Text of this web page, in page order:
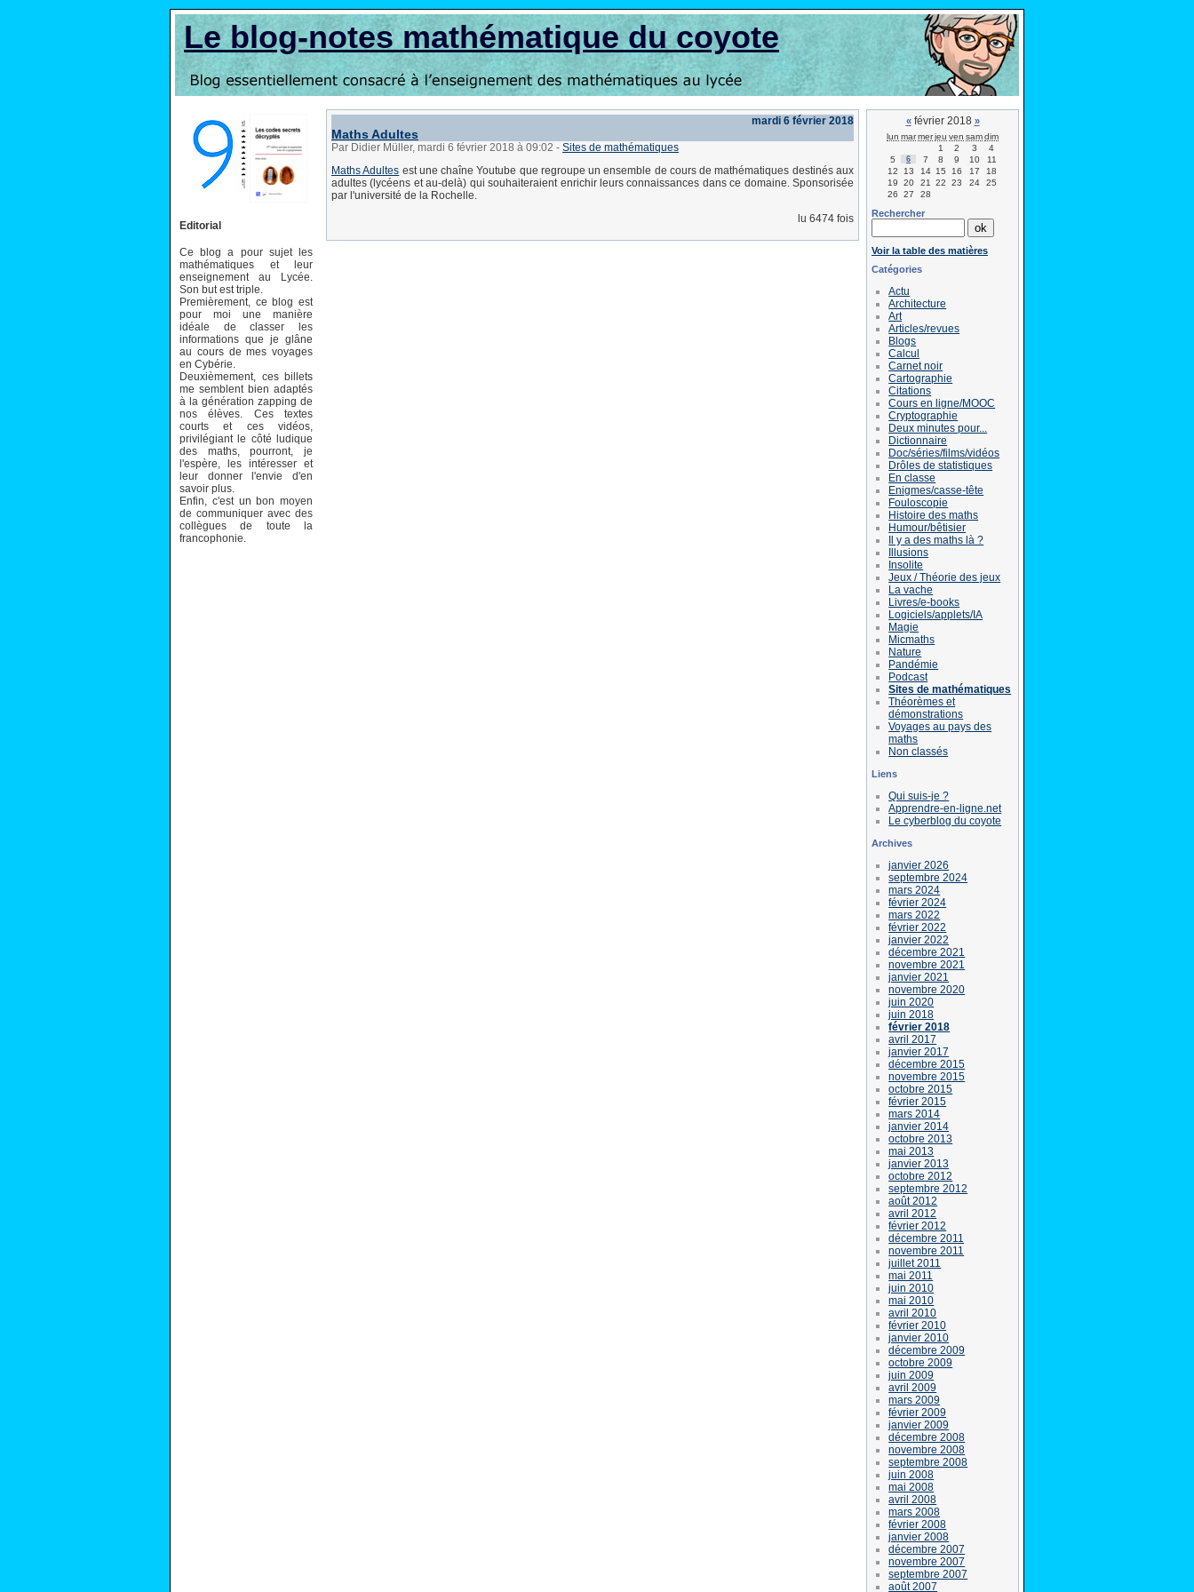
Le blog-notes mathématique du coyote
Editorial
Ce blog a pour sujet les
mathématiques et leur
enseignement au Lycée.
Son but est triple.
Premièrement, ce blog est
pour moi une manière
idéale de classer les
informations que je glâne
au cours de mes voyages
en Cybérie.
Deuxièmement, ces billets
me semblent bien adaptés
à la génération zapping de
nos élèves. Ces textes
courts et ces vidéos,
privilégiant le côté ludique
des maths, pourront, je
l'espère, les intéresser et
leur donner l'envie d'en
savoir plus.
Enfin, c'est un bon moyen
de communiquer avec des
collègues de toute la
francophonie.
mardi 6 février 2018
Maths Adultes
Par Didier Müller, mardi 6 février 2018 à 09:02 - Sites de mathématiques
Maths Adultes est une chaîne Youtube que regroupe un ensemble de cours de mathématiques destinés aux
adultes (lycéens et au-delà) qui souhaiteraient enrichir leurs connaissances dans ce domaine. Sponsorisée
par l'université de la Rochelle.
lu 6474 fois
«février 2018 »
lun marmerjeu ven samdim
1
2 3
4
5
6 7 8 9 10
11
12
13 14 15 16 17
18
19
20 21 22 23 24
25
26
27 28
Rechercher
Voir la table des matières
Catégories
Actu
Architecture
Art
Articles/revues
Blogs
Calcul
Carnet noir
Cartographie
Citations
Cours en ligne/MOOC
Cryptographie
Deux minutes pour...
Dictionnaire
Doc/séries/films/vidéos
Drôles de statistiques
En classe
Enigmes/casse-tête
Fouloscopie
Histoire des maths
Humour/bêtisier
Il y a des maths là ?
Illusions
Insolite
Jeux / Théorie des jeux
La vache
Livres/e-books
Logiciels/applets/IA
Magie
Micmaths
Nature
Pandémie
Podcast
Sites de mathématiques
Théorèmes et
démonstrations
Voyages au pays des
maths
Non classés
Liens
Qui suis-je ?
Apprendre-en-ligne.net
Le cyberblog du coyote
Archives
janvier 2026
septembre 2024
mars 2024
février 2024
mars 2022
février 2022
janvier 2022
décembre 2021
novembre 2021
janvier 2021
novembre 2020
juin 2020
juin 2018
février 2018
avril 2017
janvier 2017
décembre 2015
novembre 2015
octobre 2015
février 2015
mars 2014
janvier 2014
octobre 2013
mai 2013
janvier 2013
octobre 2012
septembre 2012
août 2012
avril 2012
février 2012
décembre 2011
novembre 2011
juillet 2011
mai 2011
juin 2010
mai 2010
avril 2010
février 2010
janvier 2010
décembre 2009
octobre 2009
juin 2009
avril 2009
mars 2009
février 2009
janvier 2009
décembre 2008
novembre 2008
septembre 2008
juin 2008
mai 2008
avril 2008
mars 2008
février 2008
janvier 2008
décembre 2007
novembre 2007
septembre 2007
août 2007